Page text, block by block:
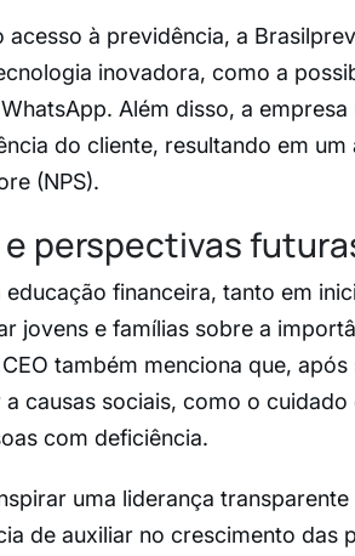
à previdência, a
inovadora, como a
Além disso, a empresa
do cliente, resultando em um
(NPS).
perspectivas
financeira, tanto em
jovens e famílias sobre a
também menciona que, após
causas sociais, como o cuidado
com deficiência.
uma liderança
de auxiliar no crescimento das